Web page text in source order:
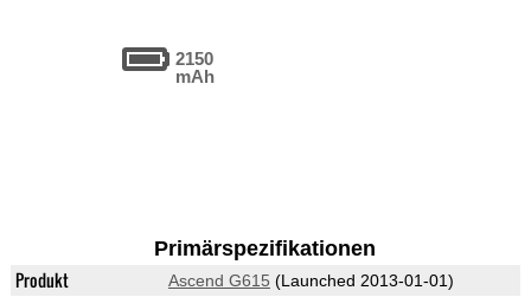
2150
mAh
Primärspezifikationen
Produkt Ascend G615 (Launched 2013-01-01)